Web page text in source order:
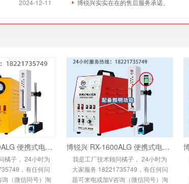
2024-12-11
博锐兴实实在在的售后服务承诺。
博锐兴 RX-3000ALG 便携式电火花机取断丝锥机升级中心出水款 24小时服务热线：1822
橘子， 24小时为
，有任何问
（微信同号）淘
博锐兴 RX-1600ALG 便携式电火花机取断丝锥机中心出水款 24小时服务热线：182217
我是工厂技术顾问橘子， 24小时为
大家服务 18221735749，有任何问
题可来电或加V咨询（微信同号）淘